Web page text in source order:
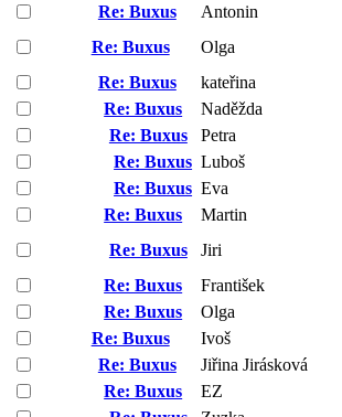
Re: Buxus
Antonin
Re: Buxus
Olga
Re: Buxus
kateřina
Re: Buxus
Naděžda
Re: Buxus
Petra
Re: Buxus Luboš
Re: Buxus Eva
Re: Buxus
Martin
Re: Buxus
Jiri
Re: Buxus
František
Re: Buxus
Olga
Re: Buxus
Ivoš
Re: Buxus
Jiřina Jirásková
Re: Buxus
EZ